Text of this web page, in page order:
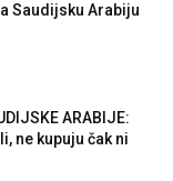
Saudijsku Arabiju
ARABIJE:
ne kupuju čak ni